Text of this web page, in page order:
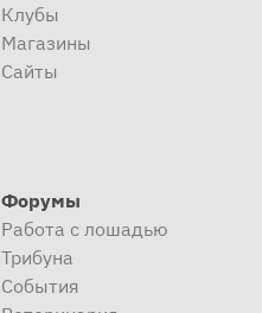
Клубы
Магазины
Сайты
Форумы
Работа с лошадью
Трибуна
События